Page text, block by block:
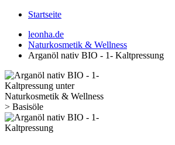
Startseite
leonha.de
Naturkosmetik & Wellness
Arganöl nativ BIO - 1- Kaltpressung